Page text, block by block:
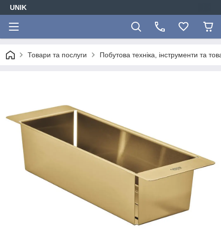
UNIK
Товари та послуги Побутова техніка, інструменти та